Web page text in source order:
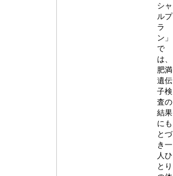
シャ
ルプ
ラ
ン」
で
は、
肥満
遺伝
子検
査の
結果
にも
とづ
き一
人ひ
とり